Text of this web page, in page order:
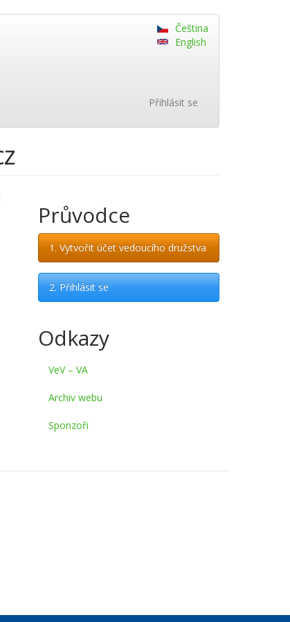
Čeština
English
Přihlásit se
Průvodce
1. Vytvořit účet vedoucího družstva
2. Přihlásit se
Odkazy
VeV – VA
Archiv webu
Sponzoři